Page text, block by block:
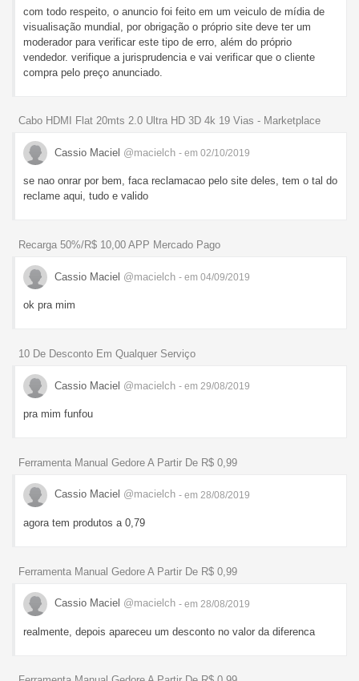
com todo respeito, o anuncio foi feito em um veiculo de mídia de
visualisação mundial, por obrigação o próprio site deve ter um
moderador para verificar este tipo de erro, além do próprio
vendedor. verifique a jurisprudencia e vai verificar que o cliente
compra pelo preço anunciado.
Cabo HDMI Flat 20mts 2.0 Ultra HD 3D 4k 19 Vias - Marketplace
Cassio Maciel @macielch - em 02/10/2019
se nao onrar por bem, faca reclamacao pelo site deles, tem o tal do
reclame aqui, tudo e valido
Recarga 50%/R$ 10,00 APP Mercado Pago
Cassio Maciel @macielch - em 04/09/2019
ok pra mim
10 De Desconto Em Qualquer Serviço
Cassio Maciel @macielch - em 29/08/2019
pra mim funfou
Ferramenta Manual Gedore A Partir De R$ 0,99
Cassio Maciel @macielch - em 28/08/2019
agora tem produtos a 0,79
Ferramenta Manual Gedore A Partir De R$ 0,99
Cassio Maciel @macielch - em 28/08/2019
realmente, depois apareceu um desconto no valor da diferenca